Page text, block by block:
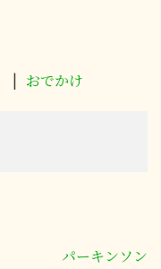
おでかけ
パーキンソン